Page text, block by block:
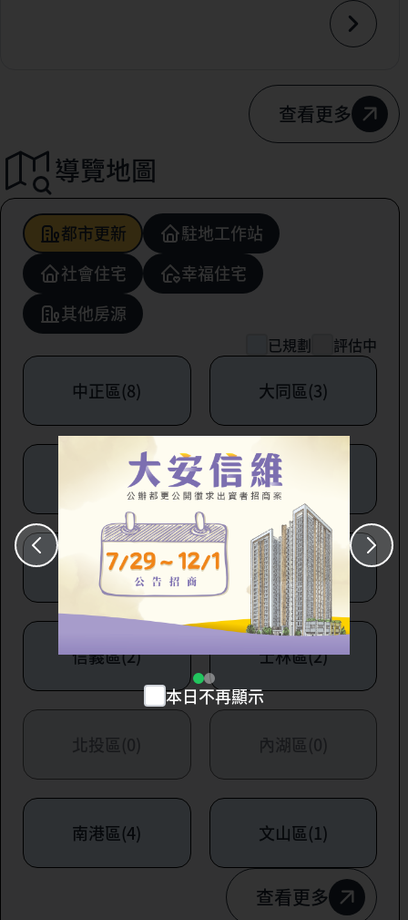
查看更多
導覽地圖
都市更新
駐地工作站
社會住宅
幸福住宅
其他房源
已規劃 評估中
中正區(8) 大同區(3)
中山區(6) 松山區(1)
大安區(7) 萬華區(1)
信義區(2) 士林區(2)
北投區(0) 內湖區(0)
南港區(4) 文山區(1)
查看更多
本日不再顯示